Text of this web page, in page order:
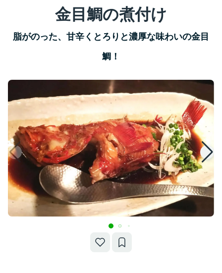
金目鯛の煮付け
脂がのった、甘辛くとろりと濃厚な味わいの金目
鯛！